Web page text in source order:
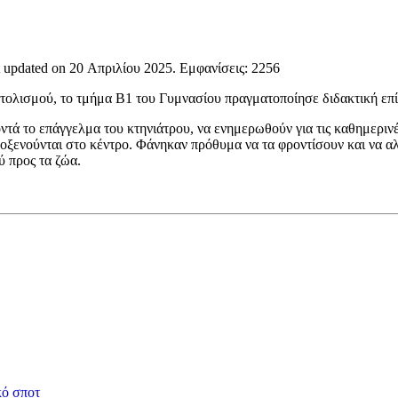
updated on 20 Απριλίου 2025. Εμφανίσεις: 2256
το τμήμα Β1 του Γυμνασίου πραγματοποίησε διδακτική
το επάγγελμα του κτηνιάτρου, να ενημερωθούν για τις
στο κέντρο. Φάνηκαν πρόθυμα να τα φροντίσουν και να
προς τα ζώα.
σποτ